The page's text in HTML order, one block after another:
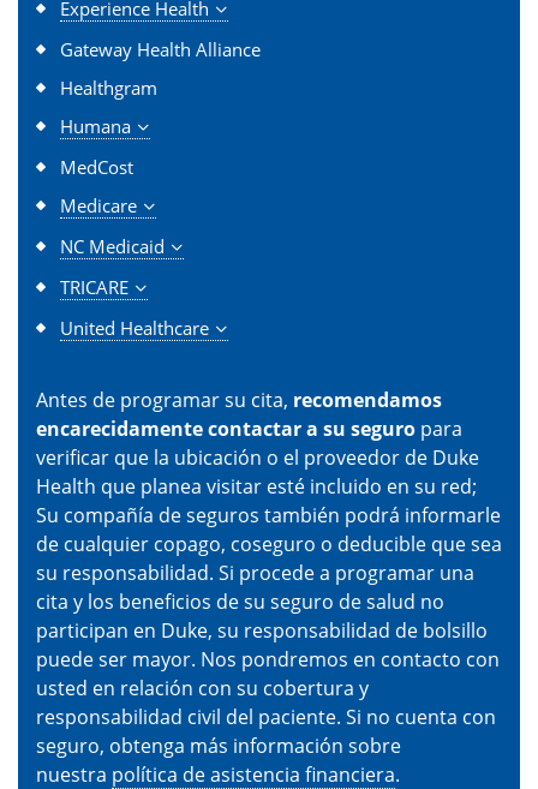
Experience Health
Gateway Health Alliance
Healthgram
Humana
MedCost
Medicare
NC Medicaid
TRICARE
United Healthcare
Antes de programar su cita, recomendamos
encarecidamente contactar a su seguro para
verificar que la ubicación o el proveedor de Duke
Health que planea visitar esté incluido en su red;
Su compañía de seguros también podrá informarle
de cualquier copago, coseguro o deducible que sea
su responsabilidad. Si procede a programar una
cita y los beneficios de su seguro de salud no
participan en Duke, su responsabilidad de bolsillo
puede ser mayor. Nos pondremos en contacto con
usted en relación con su cobertura y
responsabilidad civil del paciente. Si no cuenta con
seguro, obtenga más información sobre
nuestra política de asistencia financiera.